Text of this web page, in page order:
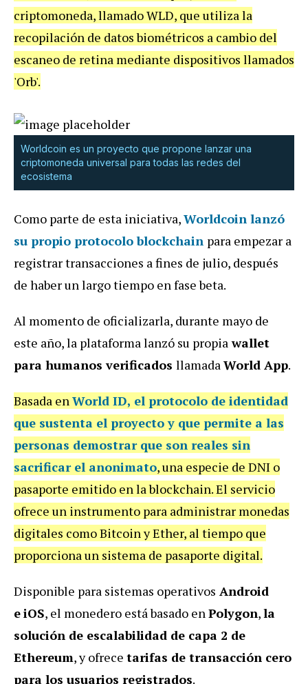
criptomoneda, llamado WLD, que utiliza la
recopilación de datos biométricos a cambio del
escaneo de retina mediante dispositivos llamados
'Orb'.
Worldcoin es un proyecto que propone lanzar una
criptomoneda universal para todas las redes del
ecosistema
Como parte de esta iniciativa,Worldcoin lanzó
su propio protocolo blockchain para empezar a
registrar transacciones a fines de julio, después
de haber un largo tiempo en fase beta.
Al momento de oficializarla, durante mayo de
este año, la plataforma lanzó su propiawallet
para humanos verificados llamadaWorld App.
Basada enWorld ID, el protocolo de identidad
que sustenta el proyecto y que permite a las
personas demostrar que son reales sin
sacrificar el anonimato, una especie de DNI o
pasaporte emitido en la blockchain. El servicio
ofrece un instrumento para administrar monedas
digitales como Bitcoin y Ether, al tiempo que
proporciona un sistema de pasaporte digital.
Disponible para sistemas operativos Android
eiOS, el monedero está basado enPolygon,la
solución de escalabilidad de capa 2 de
Ethereum, y ofrece tarifas de transacción cero
para los usuarios registrados.